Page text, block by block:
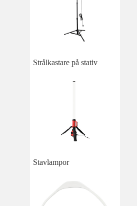
Strålkastare på stativ
Stavlampor